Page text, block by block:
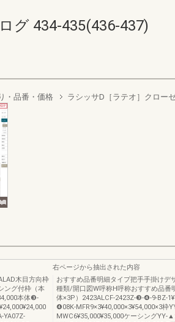
グ 434-435(436-437)
・品番・価格 ラシッサD［ラテオ］クロー
木目方向枠
ング付枠（本
本体❸-
YA07Z-
右ページから抽出された内容
おすすめ品番明細タイプ把手手掛けデ
種類/開口図W呼称H呼称おすすめ品番
体×3P）2423ALCF-2423Z-❸-❹-9-BZ-
❹08K-MFR9×3¥40,000×3¥54,000×3枠
MWC6¥35,000¥35,000ケーシングYY-